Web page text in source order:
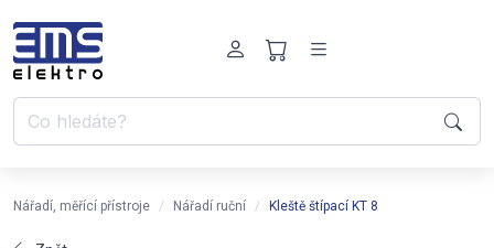
Nářadí, měřící přístroje Nářadí ruční Kleště štípací KT 8